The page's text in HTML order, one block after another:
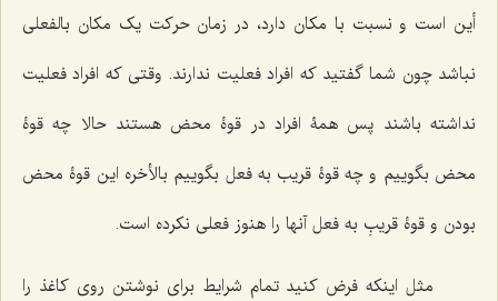
أین است و نسبت با مکان دارد، در زمان حرکت یک مکان بالفعلی
نباشد چون شما گفتید که افراد فعلیت ندارند. وقتی که افراد فعلیت
نداشته باشند پس همۀ افراد در قوۀ محض هستند حالا چه قوۀ
محض بگوییم و چه قوۀ قریب به فعل بگوییم بالأخره این قوۀ محض
بودن و قوۀ قریبِ به فعل آنها را هنوز فعلی نکرده است.
مثل اینکه فرض کنید تمام شرایط برای نوشتن روی کاغذ را